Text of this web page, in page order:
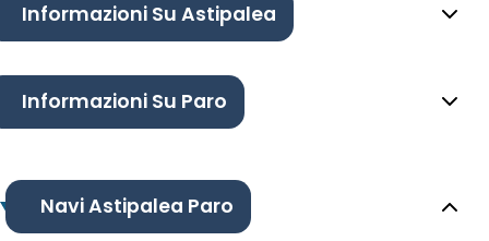
Informazioni Su Astipalea
Informazioni Su Paro
Navi Astipalea Paro